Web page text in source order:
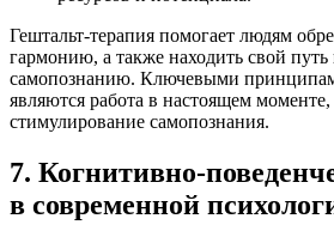
Гештальт-терапия помогает людям
гармонию, а также находить свой путь
самопознанию. Ключевыми
являются работа в настоящем моменте,
стимулирование самопознания.
7. Когнитивно-
в современной